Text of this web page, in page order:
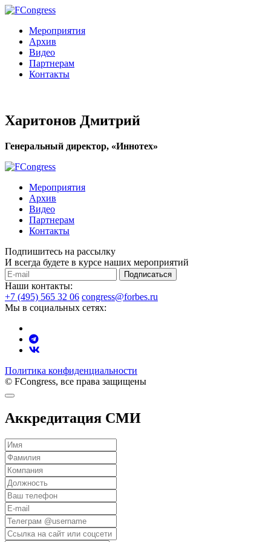
Мероприятия
Архив
Видео
Партнерам
Контакты
Харитонов Дмитрий
Генеральный директор, «Иннотех»
Мероприятия
Архив
Видео
Партнерам
Контакты
Подпишитесь на рассылку
И всегда будете в курсе наших мероприятий
Подписаться
Наши контакты:
+7 (495) 565 32 06 congress@forbes.ru
Мы в социальных сетях:
Политика конфиденциальности
© FCongress, все права защищены
Аккредитация СМИ